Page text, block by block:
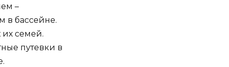
–
в бассейне.
их семей.
путевки в